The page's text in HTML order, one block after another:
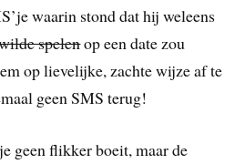
waarin stond dat hij weleens
spelenop een date zou
op lievelijke, zachte wijze af te
geen SMS terug!
geen flikker boeit, maar de